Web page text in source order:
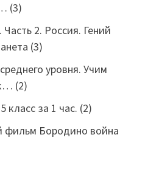
(3)
2. Россия. Гений
(3)
уровня. Учим
(2)
класс за 1 час. (2)
фильм Бородино война